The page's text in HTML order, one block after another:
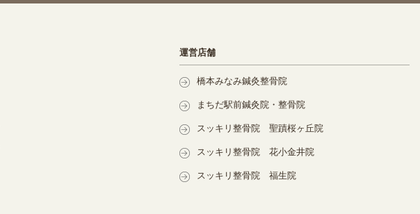
運営店舗
橋本みなみ鍼灸整骨院
まちだ駅前鍼灸院・整骨院
スッキリ整骨院 聖蹟桜ヶ丘院
スッキリ整骨院 花小金井院
スッキリ整骨院 福生院